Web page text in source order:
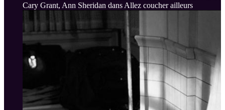
Cary Grant, Ann Sheridan dans Allez coucher ailleurs